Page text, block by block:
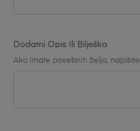
Dodatni Opis Ili Bilješka
Ako imate posebnih želja,